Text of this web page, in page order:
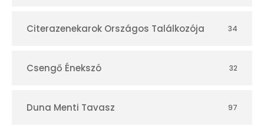
r
Citerazenekarok Országos Találkozója 34
Csengő Énekszó 32
Duna Menti Tavasz 97